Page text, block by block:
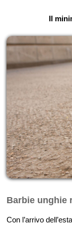
Il
Barbie unghie
Con l’arrivo